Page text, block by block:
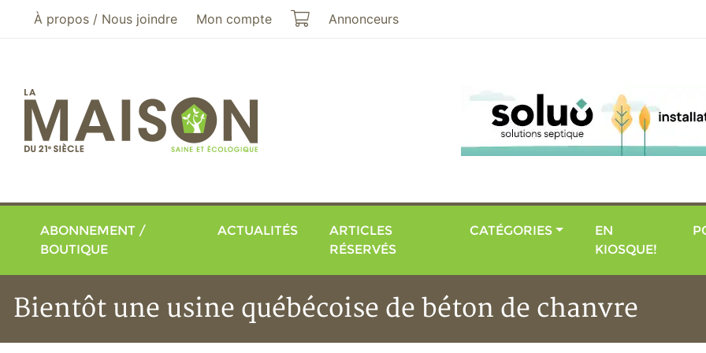
Aller au menu principal
Aller au contenu principal
À propos / Nous joindre Mon compte Mon panier
Annonceurs
ABONNEMENT /
BOUTIQUE
ACTUALITÉS
ARTICLES
RÉSERVÉS
CATÉGORIES
EN
KIOSQUE!
Bientôt une usine québécoise de béton de chanvre